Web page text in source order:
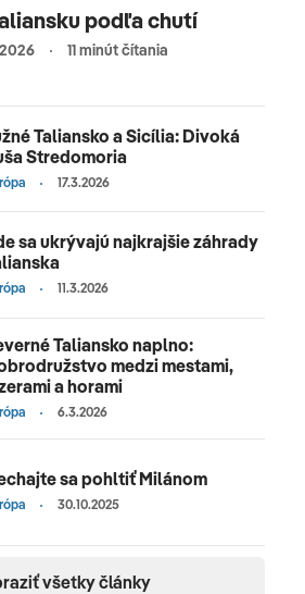
podľa chutí
11 minút čítania
Taliansko a Sicília: Divoká
Stredomoria
17.3.2026
sa ukrývajú najkrajšie záhrady
11.3.2026
Taliansko naplno:
medzi mestami,
a horami
6.3.2026
sa pohltiť Milánom
30.10.2025
všetky články